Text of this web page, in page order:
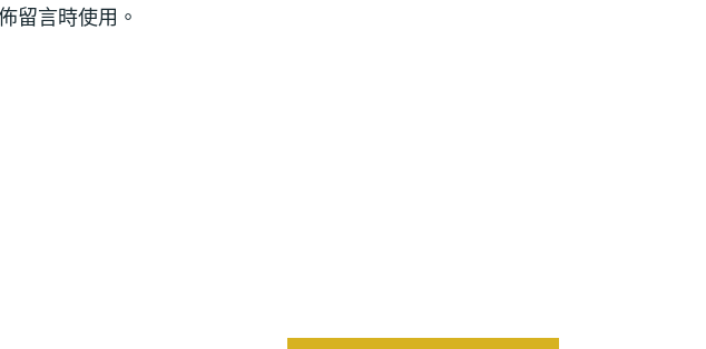
留言時使用。